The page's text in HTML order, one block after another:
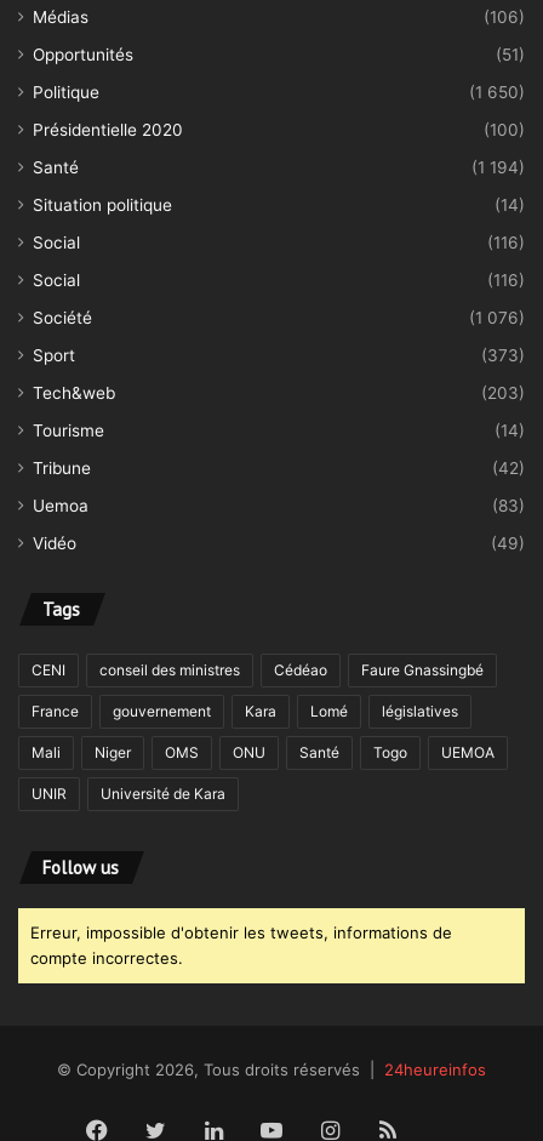
Médias
(106)
Opportunités
(51)
Politique
(1 650)
Présidentielle 2020
(100)
Santé
(1 194)
Situation politique
(14)
Social
(116)
Social
(116)
Société
(1 076)
Sport
(373)
Tech&web
(203)
Tourisme
(14)
Tribune
(42)
Uemoa
(83)
Vidéo
(49)
Tags
CENI conseil des ministres Cédéao Faure Gnassingbé
France gouvernement Kara Lomé législatives
Mali Niger OMS ONU Santé Togo UEMOA
UNIR Université de Kara
Follow us
Erreur, impossible d'obtenir les tweets, informations de
compte incorrectes.
© Copyright 2026, Tous droits réservés | 24heureinfos
Facebook
TwitterLinkedinYouTubeInstagram